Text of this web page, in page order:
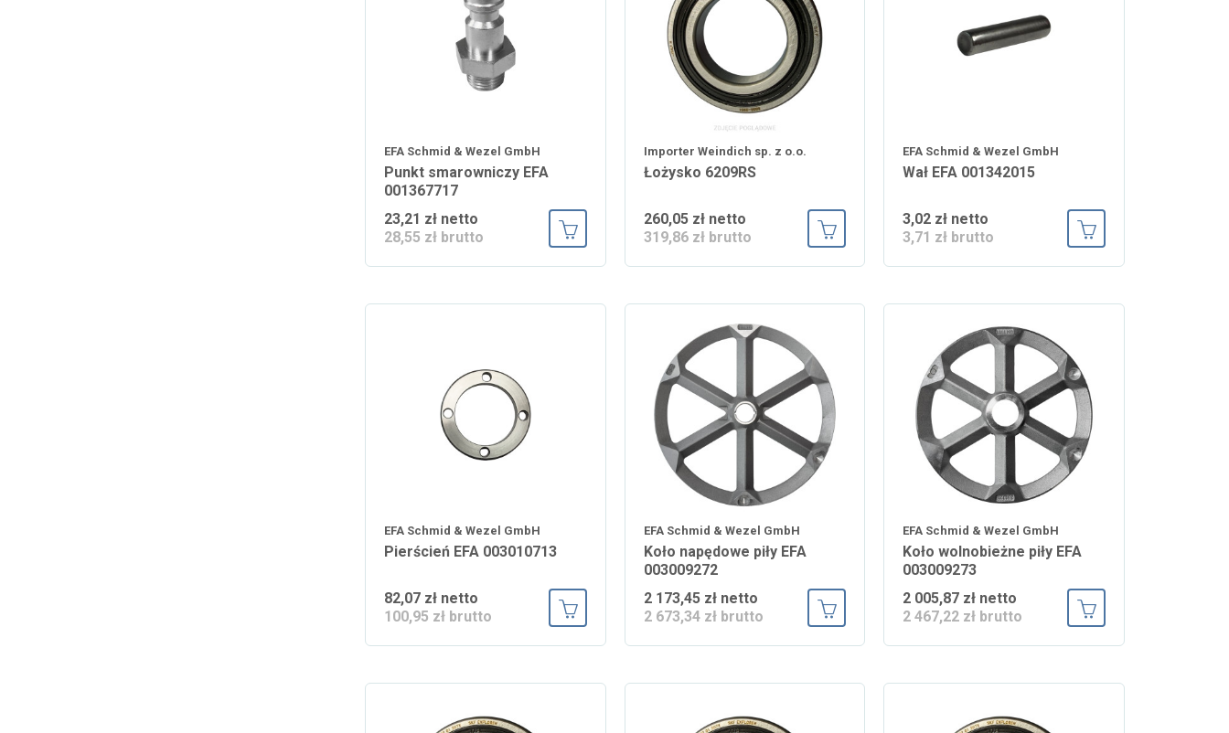
EFA Schmid & Wezel GmbH
Punkt smarowniczy EFA
001367717
23,21 zł netto
28,55 zł brutto
Importer Weindich sp. z o.o.
Łożysko 6209RS
260,05 zł netto
319,86 zł brutto
EFA Schmid & Wezel GmbH
Wał EFA 001342015
3,02 zł netto
3,71 zł brutto
EFA Schmid & Wezel GmbH
Pierścień EFA 003010713
82,07 zł netto
100,95 zł brutto
EFA Schmid & Wezel GmbH
Koło napędowe piły EFA
003009272
2 173,45 zł netto
2 673,34 zł brutto
EFA Schmid & Wezel GmbH
Koło wolnobieżne piły EFA
003009273
2 005,87 zł netto
2 467,22 zł brutto